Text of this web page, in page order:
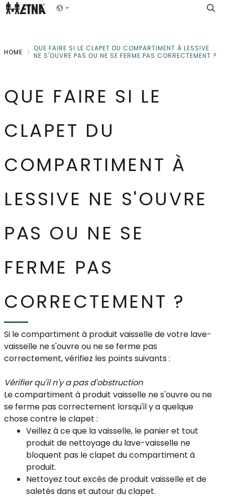
Skip
Show menu
HOME
QUE FAIRE SI LE CLAPET DU COMPARTIMENT À LESSIVE
NE S'OUVRE PAS OU NE SE FERME PAS CORRECTEMENT ?
QUE FAIRE SI LE
CLAPET DU
COMPARTIMENT À
LESSIVE NE S'OUVRE
PAS OU NE SE
FERME PAS
CORRECTEMENT ?
Si le compartiment à produit vaisselle de votre lave-
vaisselle ne s'ouvre ou ne se ferme pas
correctement, vérifiez les points suivants :
Vérifier qu'il n'y a pas d'obstruction
Le compartiment à produit vaisselle ne s'ouvre ou ne
se ferme pas correctement lorsqu'il y a quelque
chose contre le clapet :
Veillez à ce que la vaisselle, le panier et tout
produit de nettoyage du lave-vaisselle ne
bloquent pas le clapet du compartiment à
produit.
Nettoyez tout excès de produit vaisselle et de
saletés dans et autour du clapet.